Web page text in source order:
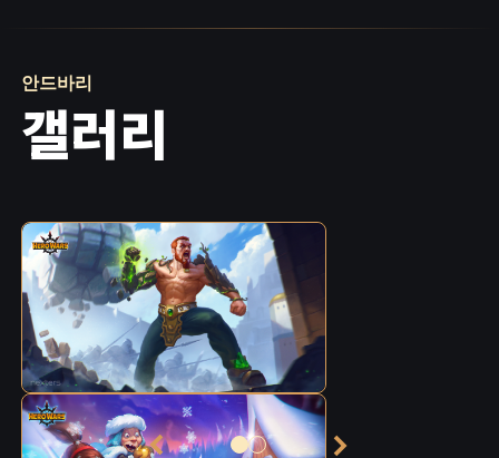
나더니 일루셔너의 가죽을 뚫고 들어가, 환영을
괴해 버렸습니다.
핵이 파괴된 일루셔너는 순식간에 몸집이 절반
으로 쪼그라들었고, 처량한 신음을 내뱉었습니
드로머 시험관들이 안드바리를 발견했을 때, 그
는 동굴에서 나가는 것조차 잊은 듯했습니다.
안드바리는 온몸을 뒤덮은 상처들도 잊은 채, 피
와 땀으로 쟁취한 대지 원소의 새로운 힘을 연습
하느라 여념이 없었습니다. 일루셔너가 쓰러짐
과 동시에 티쿠이트들도 최면에서 깨어났습니
다. 전말을 파악한 티쿠이트들은 사태를 바로잡
고자 바쁘게 움직였습니다. 승리를 쟁취한 안드
바리는 잠시 뒤로한 채, 드로머 시험관들을 찾아
안드바리
갤러리